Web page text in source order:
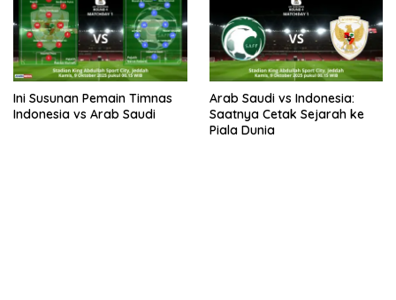
Ini Susunan Pemain Timnas
Indonesia vs Arab Saudi
Arab Saudi vs Indonesia:
Saatnya Cetak Sejarah ke
Piala Dunia